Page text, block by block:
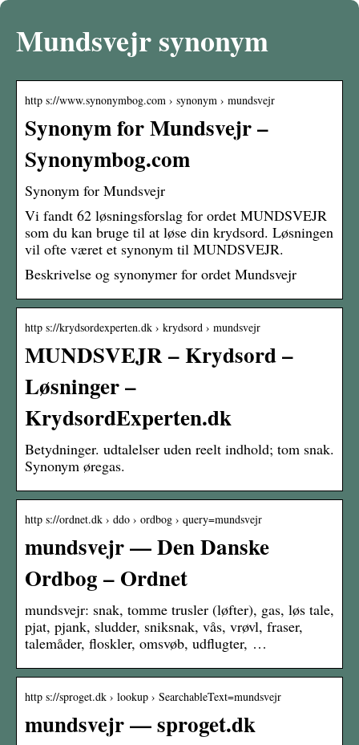
Mundsvejr synonym
http s://www.synonymbog.com › synonym › mundsvejr
Synonym for Mundsvejr –
Synonymbog.com
Synonym for Mundsvejr
Vi fandt 62 løsningsforslag for ordet MUNDSVEJR
som du kan bruge til at løse din krydsord. Løsningen
vil ofte været et synonym til MUNDSVEJR.
Beskrivelse og synonymer for ordet Mundsvejr
http s://krydsordexperten.dk › krydsord › mundsvejr
MUNDSVEJR – Krydsord –
Løsninger –
KrydsordExperten.dk
Betydninger. udtalelser uden reelt indhold; tom snak.
Synonym øregas.
http s://ordnet.dk › ddo › ordbog › query=mundsvejr
mundsvejr — Den Danske
Ordbog – Ordnet
mundsvejr: snak, tomme trusler (løfter), gas, løs tale,
pjat, pjank, sludder, sniksnak, vås, vrøvl, fraser,
talemåder, floskler, omsvøb, udflugter, …
http s://sproget.dk › lookup › SearchableText=mundsvejr
mundsvejr — sproget.dk